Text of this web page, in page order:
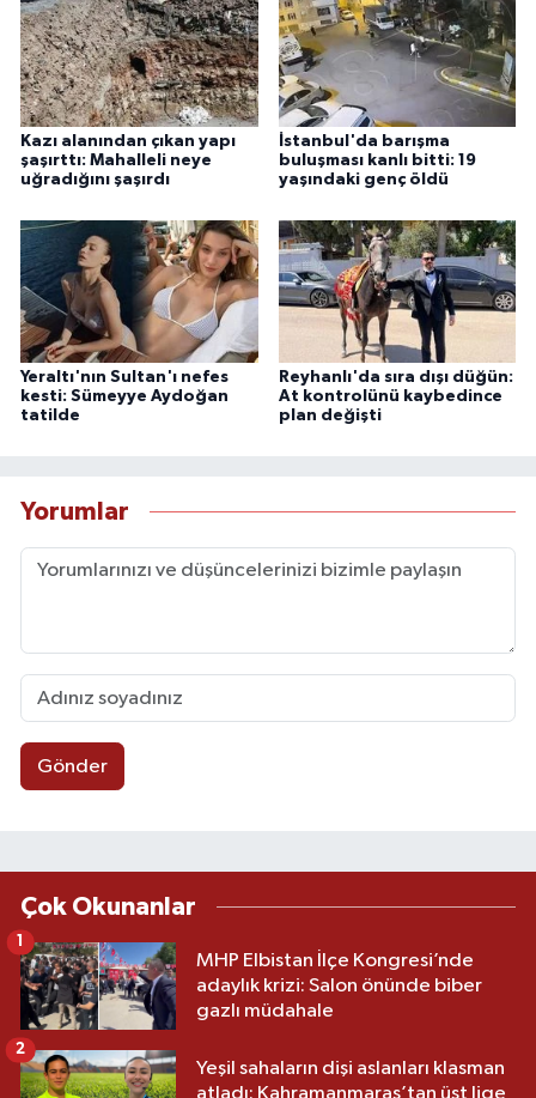
Kazı alanından çıkan yapı
şaşırttı: Mahalleli neye
uğradığını şaşırdı
İstanbul'da barışma
buluşması kanlı bitti: 19
yaşındaki genç öldü
Yeraltı'nın Sultan'ı nefes
kesti: Sümeyye Aydoğan
tatilde
Reyhanlı'da sıra dışı düğün:
At kontrolünü kaybedince
plan değişti
Yorumlar
Gönder
Çok Okunanlar
MHP Elbistan İlçe Kongresi’nde
adaylık krizi: Salon önünde biber
gazlı müdahale
1
Yeşil sahaların dişi aslanları klasman
atladı: Kahramanmaraş’tan üst lige
2